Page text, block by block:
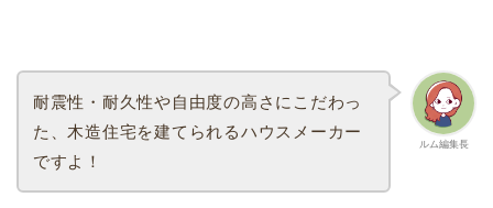
ルム編集長
耐震性・耐久性や自由度の高さにこだわっ
た、木造住宅を建てられるハウスメーカー
ですよ！